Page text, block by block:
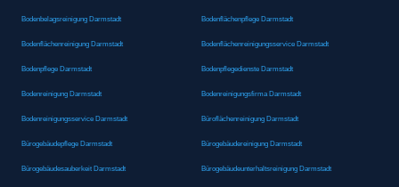
Bodenbelagsreinigung Darmstadt Bodenflächenpflege Darmstadt
Bodenflächenreinigung Darmstadt Bodenflächenreinigungsservice Darmstadt
Bodenpflege Darmstadt Bodenpflegedienste Darmstadt
Bodenreinigung Darmstadt Bodenreinigungsfirma Darmstadt
Bodenreinigungsservice Darmstadt Büroflächenreinigung Darmstadt
Bürogebäudepflege Darmstadt Bürogebäudereinigung Darmstadt
Bürogebäudesauberkeit Darmstadt Bürogebäudeunterhaltsreinigung Darmstadt